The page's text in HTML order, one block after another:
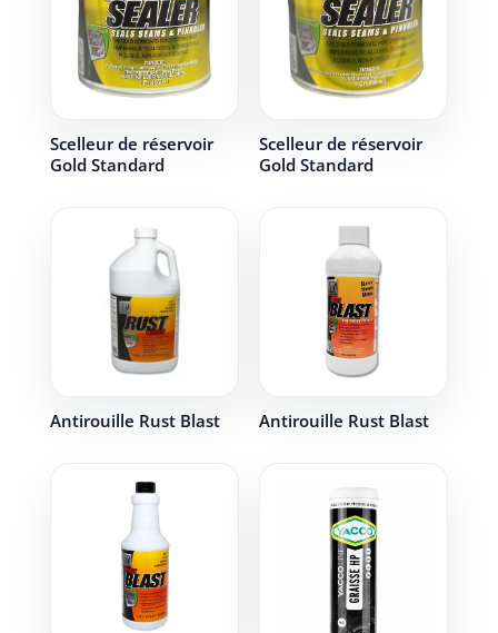
Scelleur de réservoir
Gold Standard
Scelleur de réservoir
Gold Standard
Antirouille Rust Blast Antirouille Rust Blast